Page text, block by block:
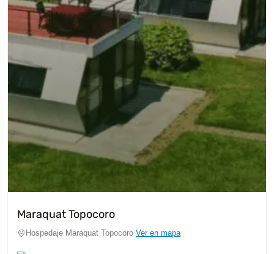
Maraquat Topocoro
Hospedaje Maraquat Topocoro Ver en mapa